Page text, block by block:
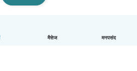
मैसेज मनपसंद